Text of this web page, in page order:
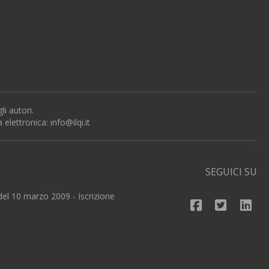
autori.
elettronica: info@ilqi.it
10 marzo 2009 - Iscrizione
SEGUICI SU